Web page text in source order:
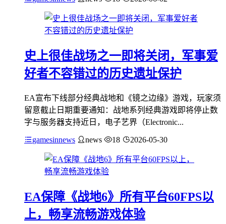
史上很佳战场之一即将关闭，军事爱
好者不容错过的历史遗址保护
EA宣布下线部分经典战地和《镜之边缘》游戏，玩家须
留意截止日期重要通知：战地系列经典游戏即将停止数
字与服务器支持近日，电子艺界（Electronic...
gamesinnews news 18 2026-05-30
EA保障《战地6》所有平台60FPS以
上，畅享流畅游戏体验